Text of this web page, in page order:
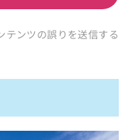
テンツの誤りを送信する